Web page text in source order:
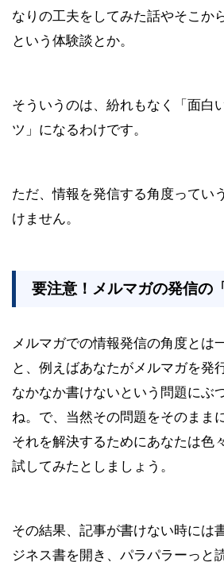
なりの工夫をしてみた話やそこか
という体験談とか。
そういうのは、紛れもなく「面白
ツ」になるわけです。
ただ、情報を発信する角度ってい
けません。
要注意！メルマガの発信の
メルマガでの情報発信の角度とは
と、例えばあなたがメルマガを発
なかなか書けないという問題にぶ
ね。で、当然その問題をそのまま
それを解決するためにあなたは色
試してみたとしましょう。
その結果、記事が書けない時には
ジネス書を開き、パラパラーっと